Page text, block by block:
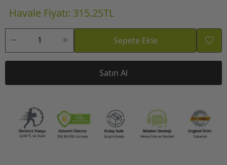
Havale Fiyatı: 315.25TL
Sepete Ekle
Satın Al